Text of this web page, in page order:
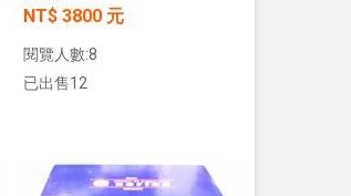
NT$ 3800 元
閱覽人數:8
已出售12